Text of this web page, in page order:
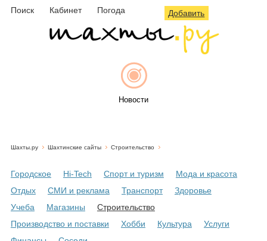
Поиск Кабинет Погода Добавить
Новости
Объявления
Шахты.ру Шахтинские сайты Строительство
Городское Hi-Tech Спорт и туризм
Мода и красота
Отдых
СМИ и реклама Транспорт
Здоровье
Учеба
Магазины
Строительство
Производство и поставки
Хобби Культура
Услуги